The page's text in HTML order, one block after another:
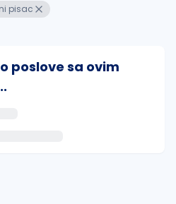
pisac
poslove sa ovim